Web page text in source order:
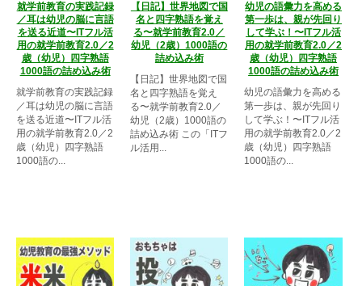
就学前教育の実践記録
／耳は幼児の脳に言語
を送る近道〜ITフル活
用の就学前教育2.0／2
歳（幼児）四字熟語
1000語の詰め込み術
就学前教育の実践記録
／耳は幼児の脳に言語
を送る近道〜ITフル活
用の就学前教育2.0／2
歳（幼児）四字熟語
1000語の...
【日記】世界地図で国
名と四字熟語を覚え
る〜就学前教育2.0／
幼児（2歳）1000語の
詰め込み術
【日記】世界地図で国
名と四字熟語を覚え
る〜就学前教育2.0／
幼児（2歳）1000語の
詰め込み術 この「ITフ
ル活用...
幼児の語彙力を高める
第一歩は、親が先回り
して学ぶ！〜ITフル活
用の就学前教育2.0／2
歳（幼児）四字熟語
1000語の詰め込み術
幼児の語彙力を高める
第一歩は、親が先回り
して学ぶ！〜ITフル活
用の就学前教育2.0／2
歳（幼児）四字熟語
1000語の...